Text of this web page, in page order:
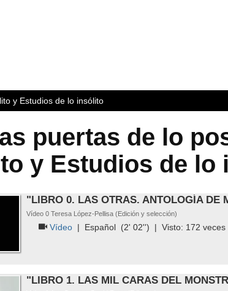
y Estudios de lo insólito
puertas de lo
y Estudios de lo
"LIBRO 0. LAS OTRAS. ANTOLOGÍA DE
Vídeo 0 Teresa López-Pellisa (Edición y selección)
Vídeo| Español(2' 02'') | Visto: 172 veces
"LIBRO 1. LAS MIL CARAS DEL